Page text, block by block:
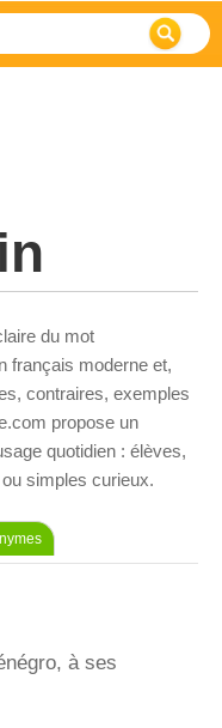
du mot
français moderne et,
contraires, exemples
propose un
quotidien : élèves,
simples curieux.
à ses